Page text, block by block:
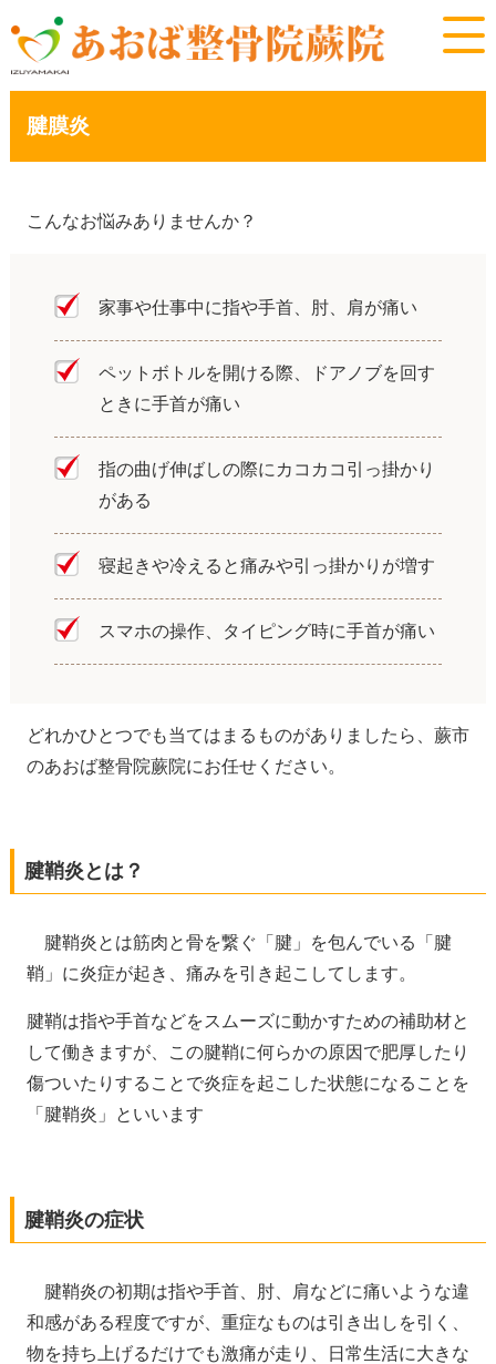
腱膜炎
こんなお悩みありませんか？
家事や仕事中に指や手首、肘、肩が痛い
ペットボトルを開ける際、ドアノブを回す
ときに手首が痛い
指の曲げ伸ばしの際にカコカコ引っ掛かり
がある
寝起きや冷えると痛みや引っ掛かりが増す
スマホの操作、タイピング時に手首が痛い
どれかひとつでも当てはまるものがありましたら、蕨市
のあおば整骨院蕨院にお任せください。
腱鞘炎とは？
腱鞘炎とは筋肉と骨を繋ぐ「腱」を包んでいる「腱
鞘」に炎症が起き、痛みを引き起こしてします。
腱鞘は指や手首などをスムーズに動かすための補助材と
して働きますが、この腱鞘に何らかの原因で肥厚したり
傷ついたりすることで炎症を起こした状態になることを
「腱鞘炎」といいます
腱鞘炎の症状
腱鞘炎の初期は指や手首、肘、肩などに痛いような違
和感がある程度ですが、重症なものは引き出しを引く、
物を持ち上げるだけでも激痛が走り、日常生活に大きな